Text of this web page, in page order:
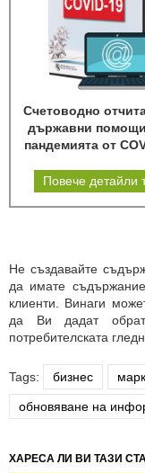
Счетоводно
държавни
пандемията от
Повече детайли
Не създавайте
да имате
клиенти. Винаги
да Ви дадат
потребителската
Tags: бизнес
обновяване на
ХАРЕСА ЛИ ВИ ТАЗИ